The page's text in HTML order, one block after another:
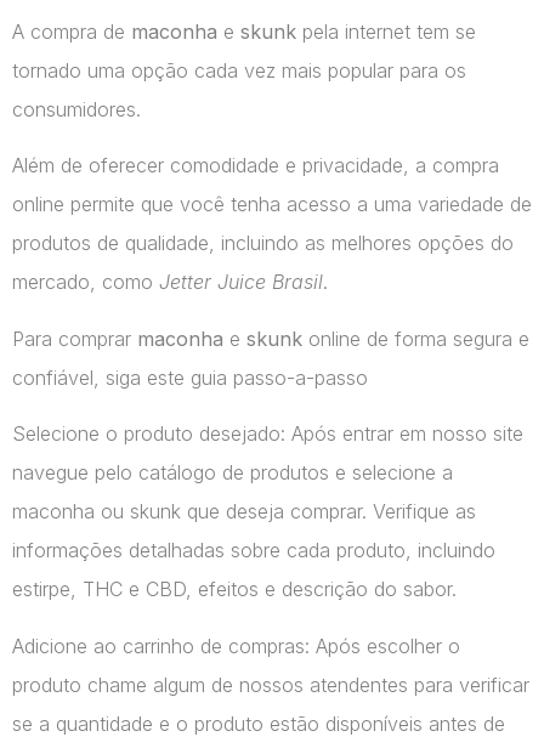
A compra de maconha e skunk pela internet tem se
tornado uma opção cada vez mais popular para os
consumidores.
Além de oferecer comodidade e privacidade, a compra
online permite que você tenha acesso a uma variedade de
produtos de qualidade, incluindo as melhores opções do
mercado, como Jetter Juice Brasil.
Para comprar maconha e skunk online de forma segura e
confiável, siga este guia passo-a-passo
Selecione o produto desejado: Após entrar em nosso site
navegue pelo catálogo de produtos e selecione a
maconha ou skunk que deseja comprar. Verifique as
informações detalhadas sobre cada produto, incluindo
estirpe, THC e CBD, efeitos e descrição do sabor.
Adicione ao carrinho de compras: Após escolher o
produto chame algum de nossos atendentes para verificar
se a quantidade e o produto estão disponíveis antes de